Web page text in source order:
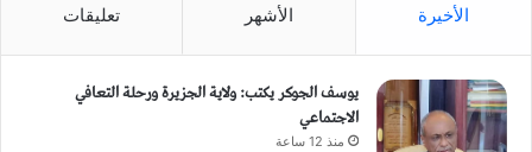
الأخيرة الأشهر تعليقات
يوسف الجوكر يكتب: ولاية الجزيرة ورحلة التعافي
الاجتماعي
منذ 12 ساعة